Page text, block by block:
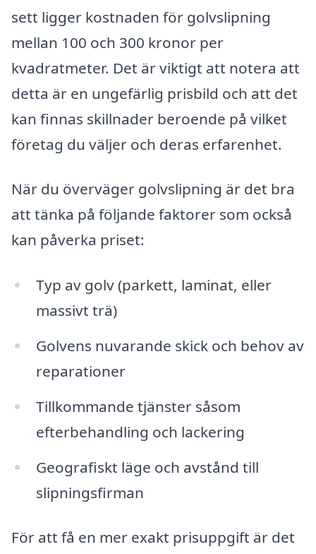
sett ligger kostnaden för golvslipning
mellan 100 och 300 kronor per
kvadratmeter. Det är viktigt att notera att
detta är en ungefärlig prisbild och att det
kan finnas skillnader beroende på vilket
företag du väljer och deras erfarenhet.
När du överväger golvslipning är det bra
att tänka på följande faktorer som också
kan påverka priset:
Typ av golv (parkett, laminat, eller
massivt trä)
Golvens nuvarande skick och behov av
reparationer
Tillkommande tjänster såsom
efterbehandling och lackering
Geografiskt läge och avstånd till
slipningsfirman
För att få en mer exakt prisuppgift är det